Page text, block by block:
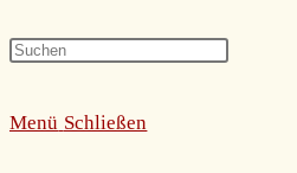
umschalten
Press
Menü Schließen